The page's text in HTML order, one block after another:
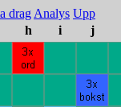
drag Analys Upp
h i j